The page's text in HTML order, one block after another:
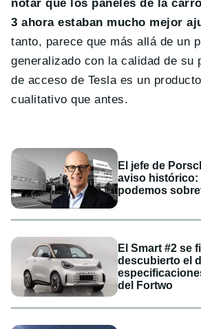
notar que los paneles de la
3 ahora estaban mucho mejor
tanto, parece que más allá de un
generalizado con la calidad de su
de acceso de Tesla es un
cualitativo que antes.
El jefe de
aviso histórico:
podemos
El Smart #2 se
descubierto el
del Fortwo